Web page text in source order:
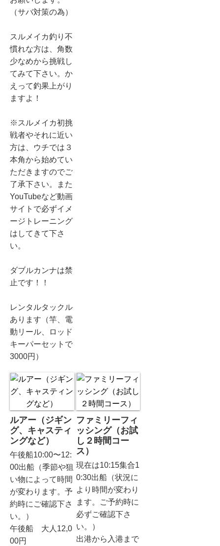
（サバ対策の為）
スルメイカ釣り不
慣れな方は、角数
少なめから挑戦し
てみて下さい。か
えって釣果上がり
ますよ！
※スルメイカ初挑
戦者やそれに近い
方は、ウチでは３
本角から始めてい
ただきますのでご
了承下さい。また
YouTubeなど動画
サイトで必ずイメ
ージトレーニング
はしてきて下さ
い。
ダブルカンナは禁
止です！！
レンタルタックル
あります（竿、電
動リール、ロッド
キーパーセットで
3000円）
ルアー（ジギン
グ、キャスティ
ングなど）
午後船10:00〜12:
00出船（季節や狙
い物によって時間
が変わります。予
約時にご確認下さ
い。）
午後船 大人12,0
00円
ファミリーフィ
ッシング（お試
し２時間コー
ス）
現在は10:15集合1
0:30出船（状況に
より時間が変わり
ます。ご予約時に
必ずご確認下さ
い。）
出港から入港まで